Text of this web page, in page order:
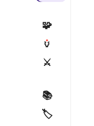
🧩
🏺
⚔️
📚
🏷️